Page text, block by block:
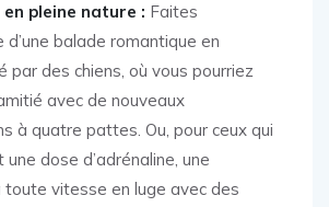
pleine nature : Faites
d’une balade romantique en
par des chiens, où vous pourriez
avec de nouveaux
à quatre pattes. Ou, pour ceux qui
une dose d’adrénaline, une
toute vitesse en luge avec des